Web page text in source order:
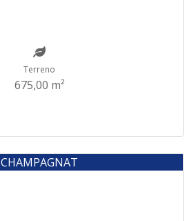
Terreno
675,00 m²
Venda
CHAMPAGNAT